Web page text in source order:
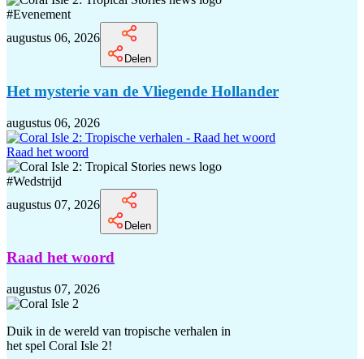
#Evenement
augustus 06, 2026
Delen
Het mysterie van de Vliegende Hollander
augustus 06, 2026
Raad het woord
#Wedstrijd
augustus 07, 2026
Delen
Raad het woord
augustus 07, 2026
Duik in de wereld van tropische verhalen in
het spel Coral Isle 2!